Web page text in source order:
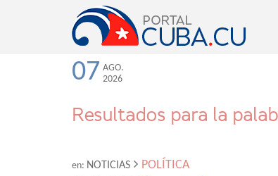
07 AGO.
2026
Resultados para la
en: NOTICIAS
POLÍTICA